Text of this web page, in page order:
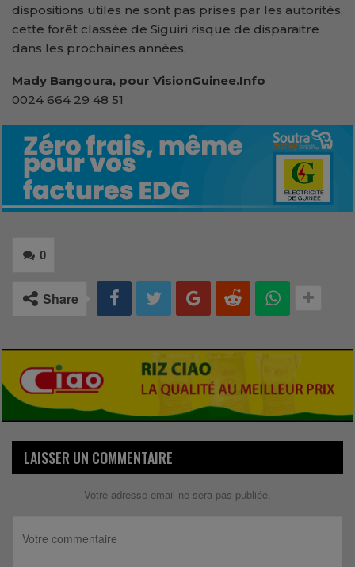
dispositions utiles ne sont pas prises par les autorités,
cette forêt classée de Siguiri risque de disparaitre
dans les prochaines années.
Mady Bangoura, pour VisionGuinee.Info
0024 664 29 48 51
0
Share
LAISSER UN COMMENTAIRE
Votre adresse email ne sera pas publiée.